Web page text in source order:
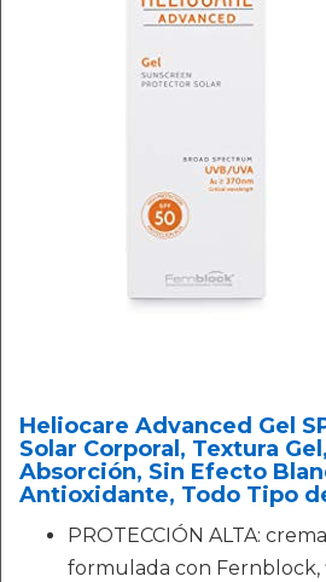
Heliocare Advanced Gel
Solar Corporal, Textura
Absorción, Sin Efecto
Antioxidante, Todo Tipo
PROTECCIÓN ALTA:
formulada con Fernblock,